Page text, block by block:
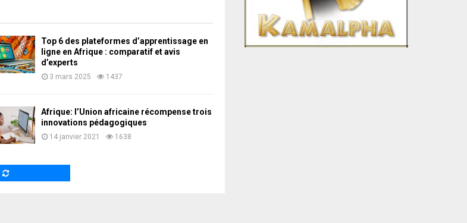
Top 6 des plateformes d’apprentissage en
ligne en Afrique : comparatif et avis
d’experts
3 mars 2025 1437
Afrique: l’Union africaine récompense trois
innovations pédagogiques
14 janvier 2021 1638